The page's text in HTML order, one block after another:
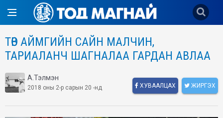
ТӨВ АЙМГИЙН САЙН МАЛЧИН,
ТАРИАЛАНЧ ШАГНАЛАА ГАРДАН АВЛАА
А.Тэлмэн
2018 оны 2-р сарын 20 -нд ХУВААЛЦАХ ЖИРГЭХ